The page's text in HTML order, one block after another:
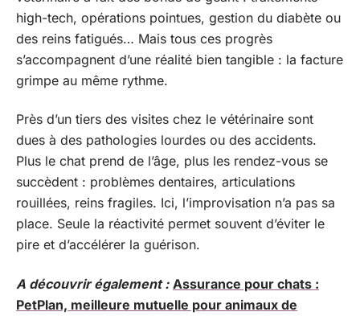
high-tech, opérations pointues, gestion du diabète ou
des reins fatigués… Mais tous ces progrès
s’accompagnent d’une réalité bien tangible : la facture
grimpe au même rythme.
Près d’un tiers des visites chez le vétérinaire sont
dues à des pathologies lourdes ou des accidents.
Plus le chat prend de l’âge, plus les rendez-vous se
succèdent : problèmes dentaires, articulations
rouillées, reins fragiles. Ici, l’improvisation n’a pas sa
place. Seule la réactivité permet souvent d’éviter le
pire et d’accélérer la guérison.
A découvrir également : Assurance pour chats :
PetPlan, meilleure mutuelle pour animaux de